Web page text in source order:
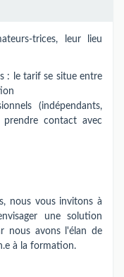
trices​,​​ leur lieu
: le tarif se situe entre
(indépendants,
prendre contact avec
nous vous invitons à
une solution
nous avons l'élan de
à la formation.